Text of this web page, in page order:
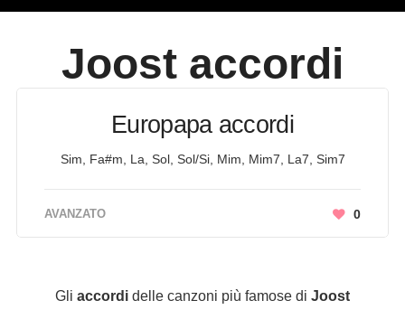
Joost accordi
Europapa accordi
Sim, Fa#m, La, Sol, Sol/Si, Mim, Mim7, La7, Sim7
AVANZATO 0
Gli accordi delle canzoni più famose di Joost